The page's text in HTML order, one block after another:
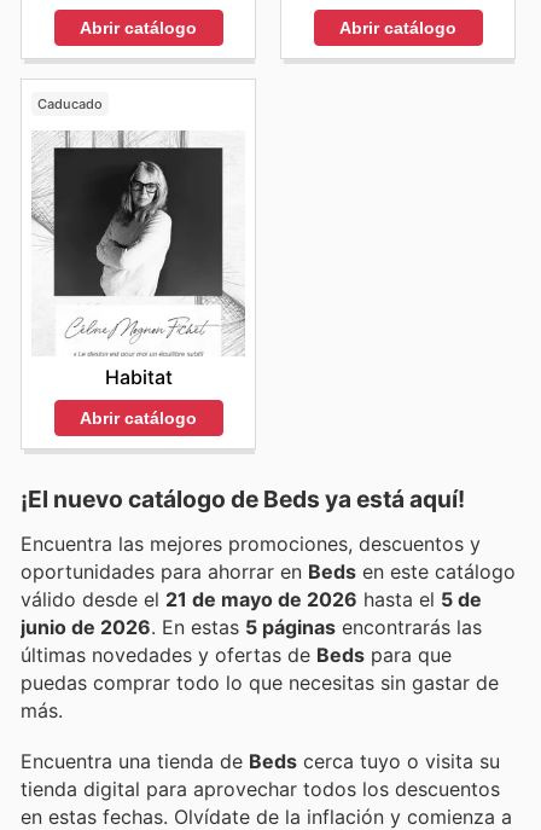
Abrir catálogo Abrir catálogo
Caducado
Habitat
Abrir catálogo
¡El nuevo catálogo de Beds ya está aquí!
Encuentra las mejores promociones, descuentos y
oportunidades para ahorrar en Beds en este catálogo
válido desde el 21 de mayo de 2026 hasta el 5 de
junio de 2026 . En estas 5 páginas encontrarás las
últimas novedades y ofertas de Beds para que
puedas comprar todo lo que necesitas sin gastar de
más.
Encuentra una tienda de Beds cerca tuyo o visita su
tienda digital para aprovechar todos los descuentos
en estas fechas. Olvídate de la inflación y comienza a